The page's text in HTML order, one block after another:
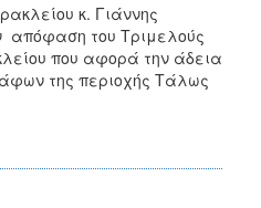
κ. Γιάννης
απόφαση του Τριμελούς
που αφορά την άδεια
της περιοχής Τάλως